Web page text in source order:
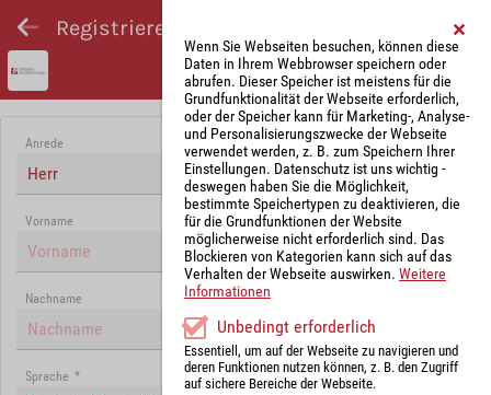
Registrieren und Angebot abgeben
Anrede
Herr
Vorname
Nachname
Sprache *
Wenn Sie Webseiten besuchen, können diese
Daten in Ihrem Webbrowser speichern oder
abrufen. Dieser Speicher ist meistens für die
Grundfunktionalität der Webseite erforderlich,
oder der Speicher kann für Marketing-, Analyse-
und Personalisierungszwecke der Webseite
verwendet werden, z. B. zum Speichern Ihrer
Einstellungen. Datenschutz ist uns wichtig -
deswegen haben Sie die Möglichkeit,
bestimmte Speichertypen zu deaktivieren, die
für die Grundfunktionen der Website
möglicherweise nicht erforderlich sind. Das
Blockieren von Kategorien kann sich auf das
Verhalten der Webseite auswirken. Weitere
Informationen
Unbedingt erforderlich
Essentiell, um auf der Webseite zu navigieren und
deren Funktionen nutzen können, z. B. den Zugriff
auf sichere Bereiche der Webseite.